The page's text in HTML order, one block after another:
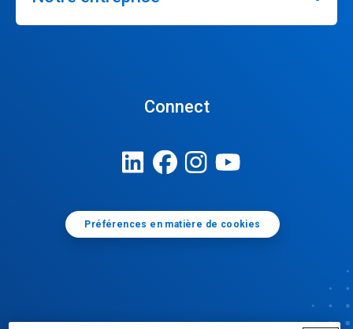
Connect
Préférences en matière de cookies